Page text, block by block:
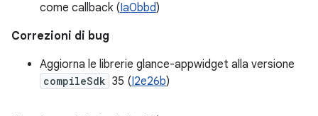
come callback (Ia0bbd)
Correzioni di bug
Aggiorna le librerie glance-appwidget alla versione
compileSdk 35 (I2e26b)